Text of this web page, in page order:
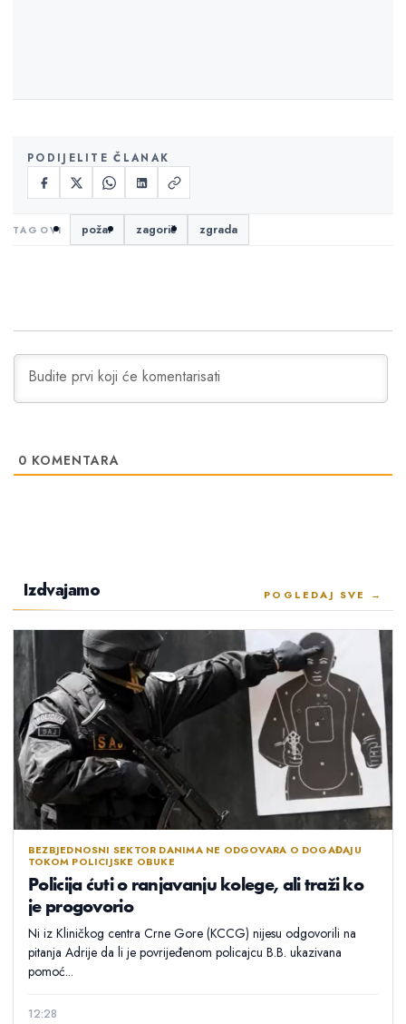
PODIJELITE ČLANAK
požar zagorič zgrada
0 KOMENTARA
Izdvajamo POGLEDAJ SVE →
BEZBJEDNOSNI SEKTOR DANIMA NE ODGOVARA O DOGAĐAJU
TOKOM POLICIJSKE OBUKE
Policija ćuti o ranjavanju kolege, ali traži ko
je progovorio
Ni iz Kliničkog centra Crne Gore (KCCG) nijesu odgovorili na
pitanja Adrije da li je povrijeđenom policajcu B.B. ukazivana
pomoć...
12:28